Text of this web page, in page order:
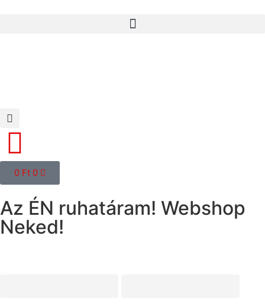
0 Ft 0
Az ÉN ruhatáram! Webshop
Neked!